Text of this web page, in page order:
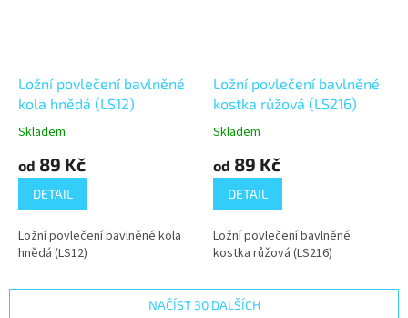
Ložní povlečení bavlněné
kola hnědá (LS12)
Skladem
od 89 Kč
DETAIL
Ložní povlečení bavlněné kola
hnědá (LS12)
Ložní povlečení bavlněné
kostka růžová (LS216)
Skladem
od 89 Kč
DETAIL
Ložní povlečení bavlněné
kostka růžová (LS216)
NAČÍST 30 DALŠÍCH